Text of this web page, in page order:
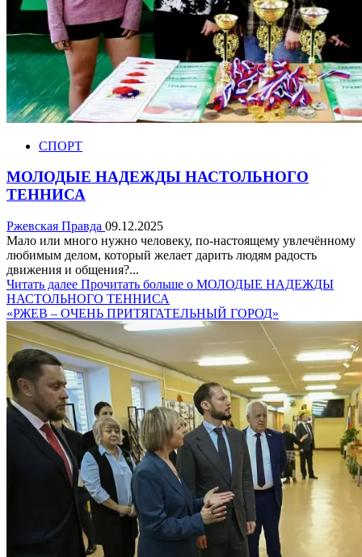
СПОРТ
МОЛОДЫЕ НАДЕЖДЫ НАСТОЛЬНОГО
ТЕННИСА
Ржевская Правда 09.12.2025
Мало или много нужно человеку, по-настоящему увлечённому
любимым делом, который желает дарить людям радость
движения и общения?...
Читать далее Прочитать больше о МОЛОДЫЕ НАДЕЖДЫ
НАСТОЛЬНОГО ТЕННИСА
«РЖЕВ – ОЧЕНЬ ПРИТЯГАТЕЛЬНЫЙ ГОРОД»